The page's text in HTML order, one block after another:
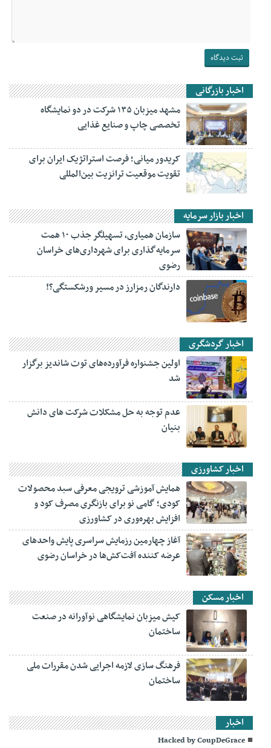
اخبار بازرگانی
مشهد میزبان ۱۳۵ شرکت در دو نمایشگاه
تخصصی چاپ و صنایع غذایی
کریدور میانی؛ فرصت استراتژیک ایران برای
تقویت موقعیت ترانزیت بین‌المللی
اخبار بازار سرمایه
سازمان همیاری، تسهیلگر جذب ۱۰ همت
سرمایه‌گذاری برای شهرداری‌های خراسان
رضوی
دارندگان رمزارز در مسیر ورشکستگی؟!
اخبار گردشگری
اولین جشنواره فرآورده‌های توت شاندیز برگزار
شد
عدم توجه به حل مشکلات شرکت های دانش
بنیان
اخبار کشاورزی
همایش آموزشی ترویجی معرفی سبد محصولات
کودی؛ گامی نو برای بازنگری مصرف کود و
افزایش بهره‌وری در کشاورزی
آغاز چهارمین رزمایش سراسری پایش واحدهای
عرضه کننده آفت‌کش‌ها در خراسان رضوی
اخبار مسکن
کیش میزبان نمایشگاهی نوآورانه در صنعت
ساختمان
فرهنگ سازی لازمه اجرایی شدن مقررات ملی
ساختمان
اخبار
Hacked by CoupDeGrace